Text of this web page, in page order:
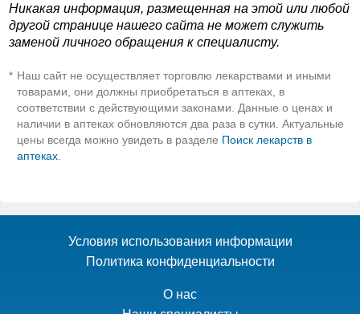
Никакая информация, размещенная на этой или любой
другой странице нашего сайта не может служить
заменой личного обращения к специалисту.
* Наш сайт не осуществляет торговлю лекарствами и иными
товарами, они должны приобретаться в аптеках, в
соответствии с действующими законами. Данные о ценах и
наличии в аптеках обновляются два раза в сутки. Актуальные
цены всегда можно увидеть в разделе Поиск лекарств в
аптеках
Условия использования информации
Политика конфиденциальности
О нас